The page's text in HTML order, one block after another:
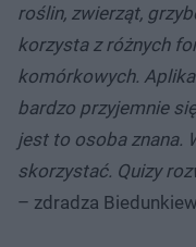
roślin, zwierząt,
korzysta z różnych
komórkowych.
bardzo przyjemnie
jest to osoba znana.
skorzystać. Quizy
– zdradza